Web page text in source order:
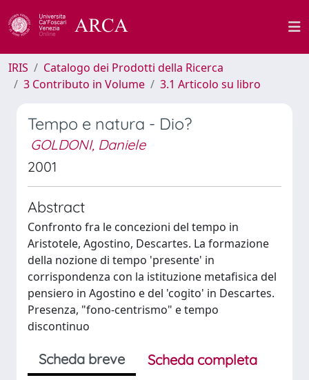
IRIS
Catalogo dei Prodotti della Ricerca
3 Contributo in Volume
3.1 Articolo su libro
Tempo e natura - Dio?
GOLDONI, Daniele
2001
Abstract
Confronto fra le concezioni del tempo in
Aristotele, Agostino, Descartes. La formazione
della nozione di tempo 'presente' in
corrispondenza con la istituzione metafisica del
pensiero in Agostino e del 'cogito' in Descartes.
Presenza, "fono-centrismo" e tempo
discontinuo
Scheda breve
Scheda completa